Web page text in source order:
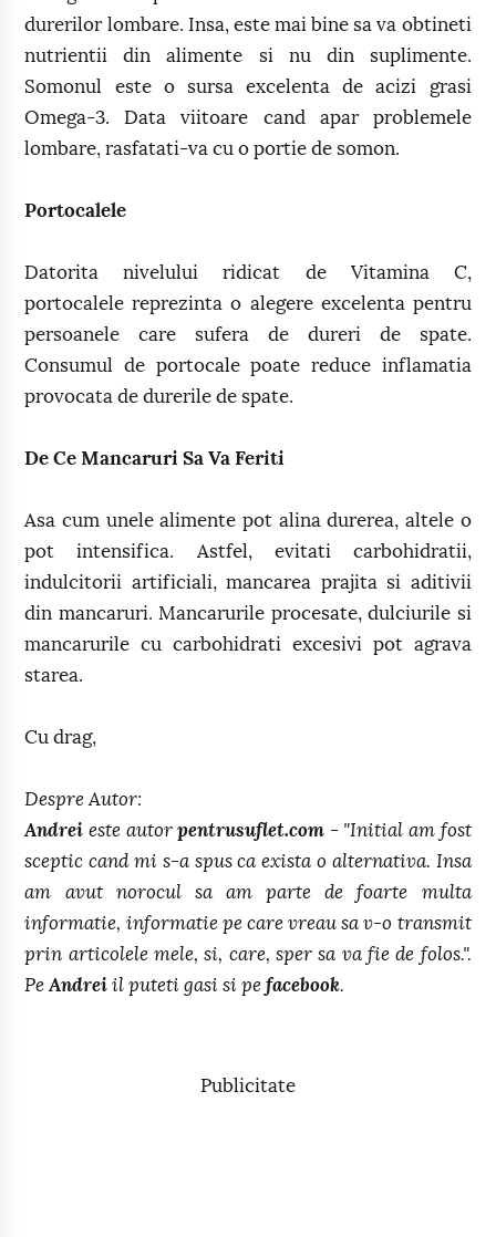
durerilor lombare. Insa, este mai bine sa va obtineti
nutrientii din alimente si nu din suplimente.
Somonul este o sursa excelenta de acizi grasi
Omega-3. Data viitoare cand apar problemele
lombare, rasfatati-va cu o portie de somon.
Portocalele
Datorita nivelului ridicat de Vitamina C,
portocalele reprezinta o alegere excelenta pentru
persoanele care sufera de dureri de spate.
Consumul de portocale poate reduce inflamatia
provocata de durerile de spate.
De Ce Mancaruri Sa Va Feriti
Asa cum unele alimente pot alina durerea, altele o
pot intensifica. Astfel, evitati carbohidratii,
indulcitorii artificiali, mancarea prajita si aditivii
din mancaruri. Mancarurile procesate, dulciurile si
mancarurile cu carbohidrati excesivi pot agrava
starea.
Cu drag,
Despre Autor:
Andrei este autorpentrusuflet.com - "Initial am fost
sceptic cand mi s-a spus ca exista o alternativa. Insa
am avut norocul sa am parte de foarte multa
informatie, informatie pe care vreau sa v-o transmit
prin articolele mele, si, care, sper sa va fie de folos.".
PeAndrei il puteti gasi si pefacebook.
Publicitate